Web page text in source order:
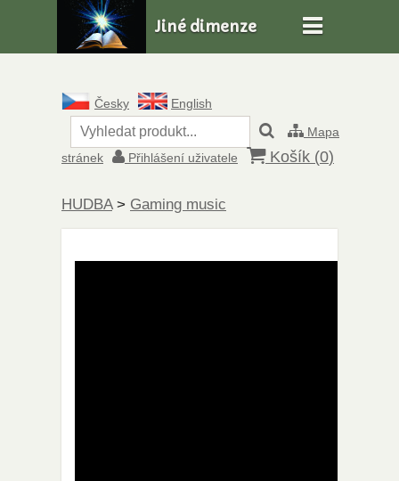
Jiné dimenze
Česky
English
Mapa
stránek
Přihlášení uživatele Košík (0)
HUDBA > Gaming music